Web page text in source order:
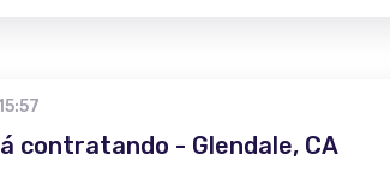
contratando - Glendale, CA